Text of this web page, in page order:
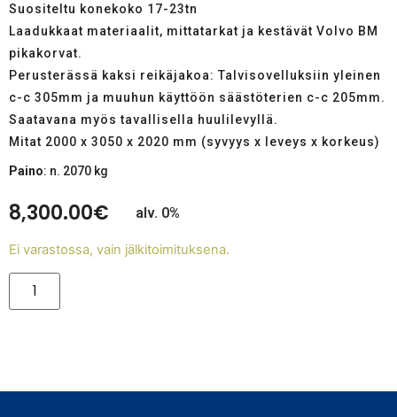
Suositeltu konekoko 17-23tn
Laadukkaat materiaalit, mittatarkat ja kestävät Volvo BM
pikakorvat.
Perusterässä kaksi reikäjakoa: Talvisovelluksiin yleinen
c-c 305mm ja muuhun käyttöön säästöterien c-c 205mm.
Saatavana myös tavallisella huulilevyllä.
Mitat 2000 x 3050 x 2020 mm (syvyys x leveys x korkeus)
Paino: n. 2070 kg
8,300.00€ alv. 0%
Ei varastossa, vain jälkitoimituksena.